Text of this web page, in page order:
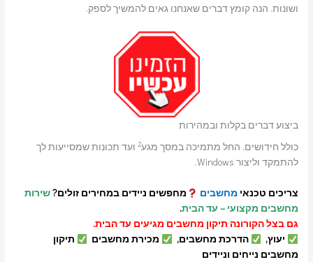
ושונות. הנה קומץ דברים שאנחנו גאים להמשיך לספק.
ביצוע דברים בקלות ובמהירות
כולל חידושים, החל מתמיכה במסך מגע2 ועד תכונות שמסייעות לך
להתמקד וליצור Windows.
צריכים טכנאי מחשבים מחפשים ניידים במחירים זולים?שירות
מחשבים מקצועי – עד הבית.
גם בצל הקורונה תיקון מחשבים מגיעים עד הבית.
יעוץ,
הדרכת מחשבים, מכירת מחשבים
תיקון
מחשבים נייחים וניידים